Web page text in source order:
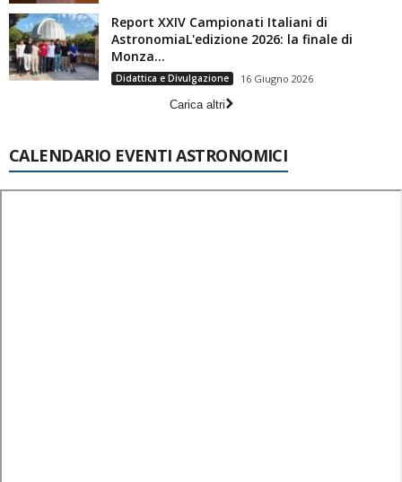
Report XXIV Campionati Italiani di
AstronomiaL'edizione 2026: la finale di
Monza...
Didattica e Divulgazione
16 Giugno 2026
Carica altri
CALENDARIO EVENTI ASTRONOMICI